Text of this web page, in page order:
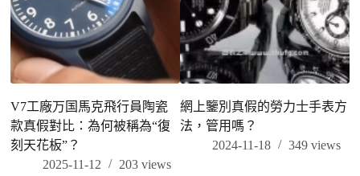
V7工廠万国馬克飛行員陶瓷
款真假對比：為何被稱為“復
刻天花板”？
2025-11-12
203views
網上鑒別真假的勞力士手表方
法，管用嗎？
2024-11-18
349 views